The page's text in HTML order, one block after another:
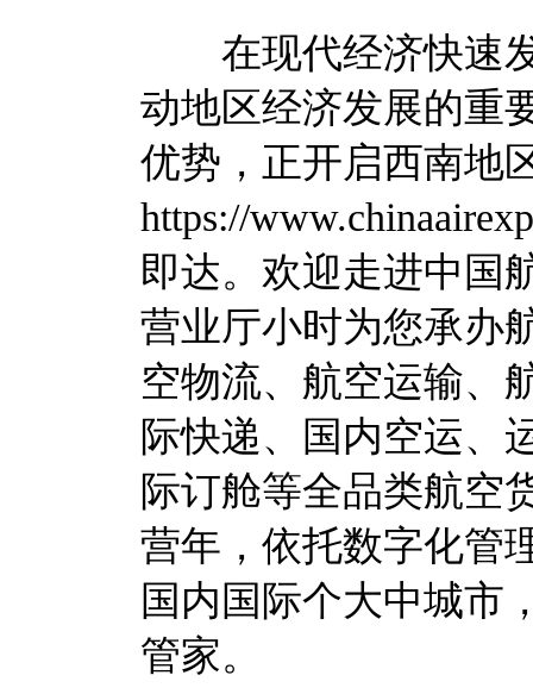
在现代经济快速发
动地区经济发展的重
优势，正开启西南地
https://
即达。欢迎走进中
营业厅小时为您承办
空物流、航空运输、
际快递、国内空运、
际订舱等全品类航空
营年，依托数字化管
国内国际个大中城市
管家。